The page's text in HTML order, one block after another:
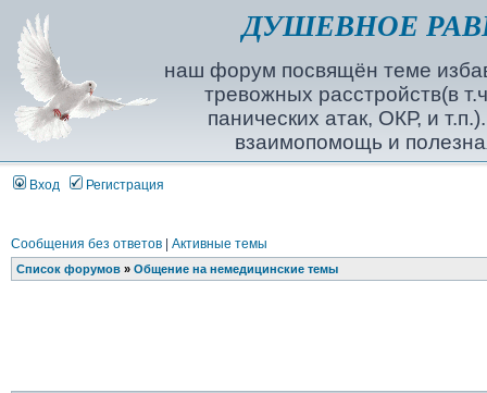
ДУШЕВНОЕ
наш форум посвящён теме
тревожных расстройств(в
панических атак, ОКР, и
взаимопомощь и
Вход Регистрация
Сообщения без ответов| Активные темы
Список форумов» Общение на немедицинские темы